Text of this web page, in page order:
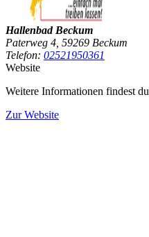
Hallenbad Beckum
Paterweg 4, 59269 Beckum
Telefon: 02521950361
Website
Weitere Informationen findest
Zur Website